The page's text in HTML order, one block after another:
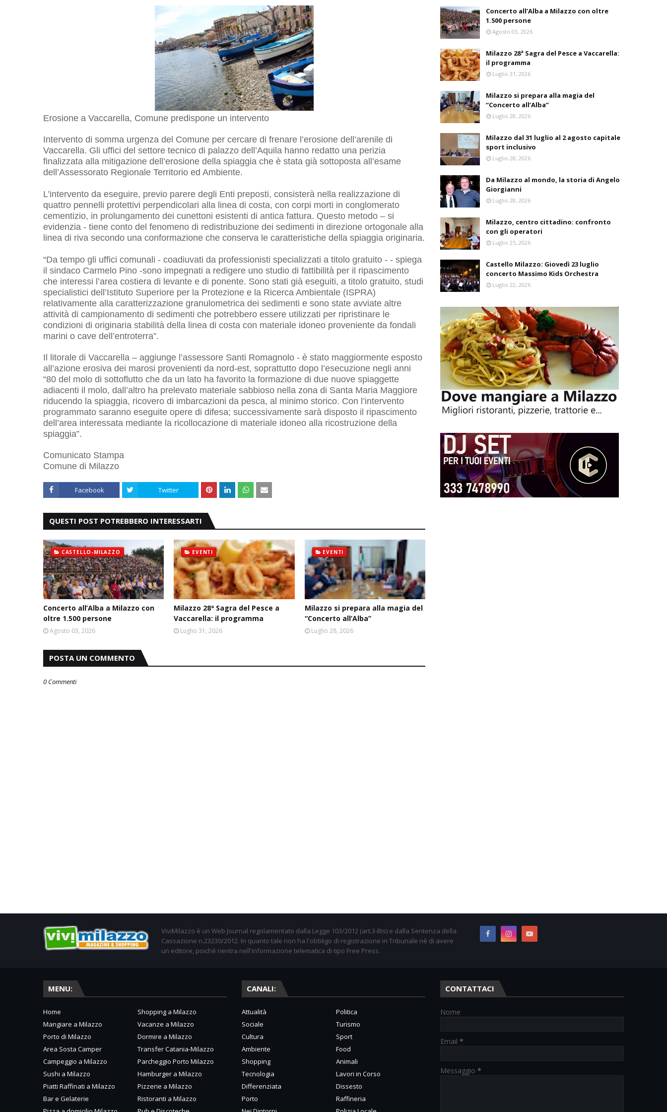
Erosione a Vaccarella, Comune predispone un intervento
Intervento di somma urgenza del Comune per cercare di frenare l’erosione dell’arenile di
Vaccarella. Gli uffici del settore tecnico di palazzo dell’Aquila hanno redatto una perizia
finalizzata alla mitigazione dell’erosione della spiaggia che è stata già sottoposta all’esame
dell’Assessorato Regionale Territorio ed Ambiente.
L’intervento da eseguire, previo parere degli Enti preposti, consisterà nella realizzazione di
quattro pennelli protettivi perpendicolari alla linea di costa, con corpi morti in conglomerato
cementizio, in prolungamento dei cunettoni esistenti di antica fattura. Questo metodo – si
evidenzia - tiene conto del fenomeno di redistribuzione dei sedimenti in direzione ortogonale alla
linea di riva secondo una conformazione che conserva le caratteristiche della spiaggia originaria.
“Da tempo gli uffici comunali - coadiuvati da professionisti specializzati a titolo gratuito - - spiega
il sindaco Carmelo Pino -sono impegnati a redigere uno studio di fattibilità per il ripascimento
che interessi l’area costiera di levante e di ponente. Sono stati già eseguiti, a titolo gratuito, studi
specialistici dell’Istituto Superiore per la Protezione e la Ricerca Ambientale (ISPRA)
relativamente alla caratterizzazione granulometrica dei sedimenti e sono state avviate altre
attività di campionamento di sedimenti che potrebbero essere utilizzati per ripristinare le
condizioni di originaria stabilità della linea di costa con materiale idoneo proveniente da fondali
marini o cave dell’entroterra”.
Il litorale di Vaccarella – aggiunge l’assessore Santi Romagnolo - è stato maggiormente esposto
all’azione erosiva dei marosi provenienti da nord-est, soprattutto dopo l’esecuzione negli anni
“80 del molo di sottoflutto che da un lato ha favorito la formazione di due nuove spiaggette
adiacenti il molo, dall’altro ha prelevato materiale sabbioso nella zona di Santa Maria Maggiore
riducendo la spiaggia, ricovero di imbarcazioni da pesca, al minimo storico. Con l’intervento
programmato saranno eseguite opere di difesa; successivamente sarà disposto il ripascimento
dell’area interessata mediante la ricollocazione di materiale idoneo alla ricostruzione della
spiaggia”.
Comunicato Stampa
Comune di Milazzo
Facebook Twitter
QUESTI POST POTREBBERO INTERESSARTI
CASTELLO-MILAZZO
Concerto all’Alba a Milazzo con
oltre 1.500 persone
Agosto 03, 2026
EVENTI
Milazzo 28ª Sagra del Pesce a
Vaccarella: il programma
Luglio 31, 2026
EVENTI
Milazzo si prepara alla magia del
“Concerto all’Alba”
Luglio 28, 2026
POSTA UN COMMENTO
0 Commenti
Concerto all’Alba a Milazzo con oltre
1.500 persone
Agosto 03, 2026
Milazzo 28ª Sagra del Pesce a Vaccarella:
il programma
Luglio 31, 2026
Milazzo si prepara alla magia del
“Concerto all’Alba”
Luglio 28, 2026
Milazzo dal 31 luglio al 2 agosto capitale
sport inclusivo
Luglio 28, 2026
Da Milazzo al mondo, la storia di Angelo
Giorgianni
Luglio 28, 2026
Milazzo, centro cittadino: confronto
con gli operatori
Luglio 25, 2026
Castello Milazzo: Giovedì 23 luglio
concerto Massimo Kids Orchestra
Luglio 22, 2026
ViviMilazzo è un Web Journal regolamentato dalla Legge 103/2012 (art.3-Bis) e dalla Sentenza della
Cassazione n.23230/2012. In quanto tale non ha l'obbligo di registrazione in Tribunale nè di avere
un editore, poiché rientra nell'informazione telematica di tipo Free Press.
MENU:
Home
Shopping a Milazzo
Mangiare a Milazzo
Vacanze a Milazzo
Porto di Milazzo
Dormire a Milazzo
Area Sosta Camper
Transfer Catania-Milazzo
Campeggio a Milazzo
Parcheggio Porto Milazzo
Sushi a Milazzo
Hamburger a Milazzo
Piatti Raffinati a Milazzo
Pizzerie a Milazzo
Bar e Gelaterie
Ristoranti a Milazzo
CANALI:
Attualità
Politica
Sociale
Turismo
Cultura
Sport
Ambiente
Food
Shopping
Animali
Tecnologia
Lavori in Corso
Differenziata
Dissesto
Porto
Raffineria
CONTATTACI
Nome
Email *
Messaggio *